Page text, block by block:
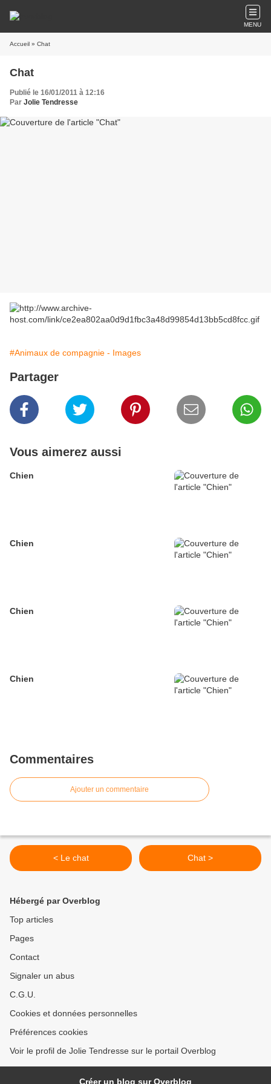
MENU
Accueil » Chat
Chat
Publié le 16/01/2011 à 12:16
Par Jolie Tendresse
#Animaux de compagnie - Images
Partager
Vous aimerez aussi
Chien
Chien
Chien
Chien
Commentaires
Ajouter un commentaire
< Le chat Chat >
Hébergé par Overblog
Top articles
Pages
Contact
Signaler un abus
C.G.U.
Cookies et données personnelles
Préférences cookies
Voir le profil de Jolie Tendresse sur le portail Overblog
Créer un blog sur Overblog